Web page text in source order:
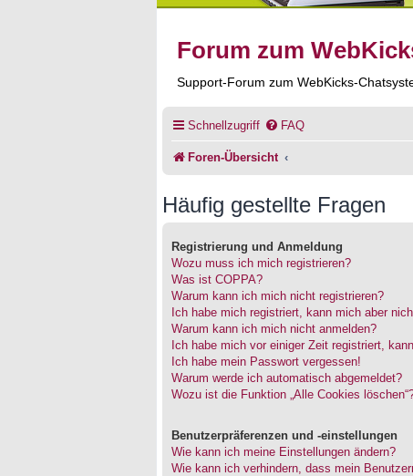
Forum zum
Support-Forum zum WebKicks-
Schnellzugriff FAQ
Foren-Übersicht
Häufig gestellte Fragen
Registrierung und Anmeldung
Wozu muss ich mich registrieren?
Was ist COPPA?
Warum kann ich mich nicht registrieren?
Ich habe mich registriert, kann mich aber
Warum kann ich mich nicht anmelden?
Ich habe mich vor einiger Zeit registriert,
Ich habe mein Passwort vergessen!
Warum werde ich automatisch abgemeldet?
Wozu ist die Funktion „Alle Cookies
Benutzerpräferenzen und -einstellungen
Wie kann ich meine Einstellungen ändern?
Wie kann ich verhindern, dass mein